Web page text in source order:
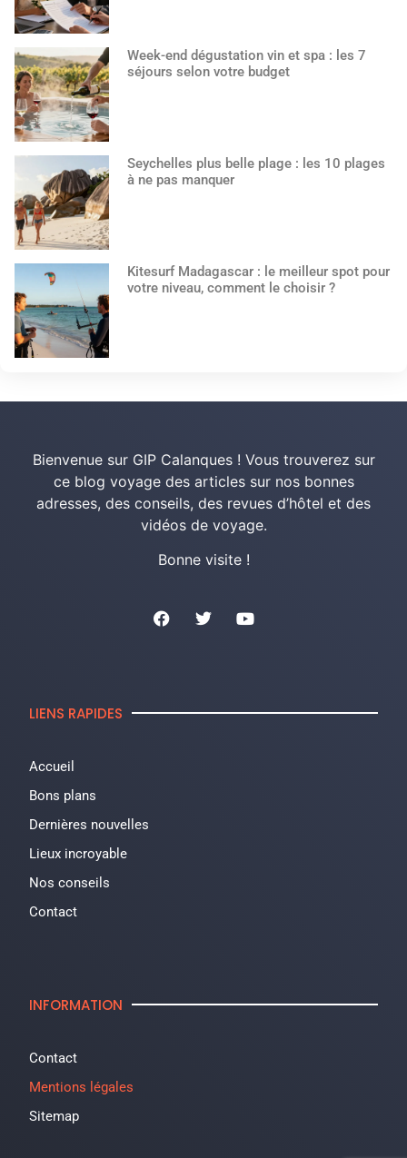
Week-end dégustation vin et spa : les 7
séjours selon votre budget
Seychelles plus belle plage : les 10 plages
à ne pas manquer
Kitesurf Madagascar : le meilleur spot pour
votre niveau, comment le choisir ?
Bienvenue sur GIP Calanques ! Vous trouverez sur
ce blog voyage des articles sur nos bonnes
adresses, des conseils, des revues d’hôtel et des
vidéos de voyage.
Bonne visite !
LIENS RAPIDES
Accueil
Bons plans
Dernières nouvelles
Lieux incroyable
Nos conseils
Contact
INFORMATION
Contact
Mentions légales
Sitemap